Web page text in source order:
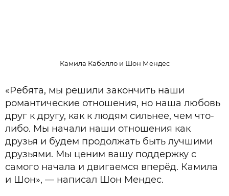
Камила Кабелло и Шон Мендес
«Ребята, мы решили закончить наши
романтические отношения, но наша любовь
друг к другу, как к людям сильнее, чем что-
либо. Мы начали наши отношения как
друзья и будем продолжать быть лучшими
друзьями. Мы ценим вашу поддержку с
самого начала и двигаемся вперёд. Камила
и Шон», — написал Шон Мендес.